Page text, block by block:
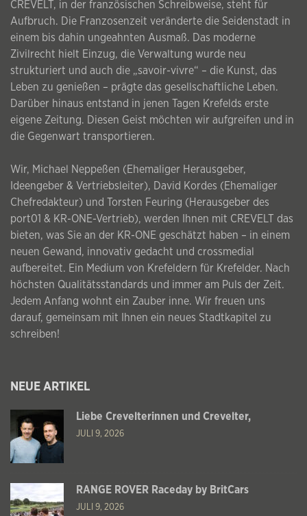
CREVELT, in der französischen Schreibweise, steht für
Aufbruch. Die Franzosenzeit veränderte die Seidenstadt in
einem bis dahin ungeahnten Ausmaß. Das moderne
Zivilrecht hielt Einzug, die Verwaltung wurde neu
strukturiert und auch die „savoir-vivre“ – die Kunst, das
Leben zu genießen – prägte das gesellschaftliche Leben.
Darüber hinaus entstand in jenen Tagen Krefelds erste
eigene Zeitung. Diesen Geist möchten wir aufgreifen und in
die Gegenwart transportieren.
Wir, Michael Neppeßen (Ehemaliger Herausgeber,
Ideengeber & Vertriebsleiter), David Kordes (Ehemaliger
Chefredakteur) und Torsten Feuring (Herausgeber des
port01 & KR-ONE-Vertrieb), werden Ihnen mit CREVELT das
bieten, was Sie an der KR-ONE geschätzt haben – in einem
neuen Gewand, innovativ gedacht und crossmedial
aufbereitet. Ein Medium von Krefeldern für Krefelder. Nach
höchsten Qualitätsstandards und immer am Puls der Zeit.
Jedem Anfang wohnt ein Zauber inne. Wir freuen uns
darauf, gemeinsam mit Ihnen ein neues Stadtkapitel zu
schreiben!
NEUE ARTIKEL
Liebe Crevelterinnen und Crevelter,
JULI 9, 2026
RANGE ROVER Raceday by BritCars
JULI 9, 2026